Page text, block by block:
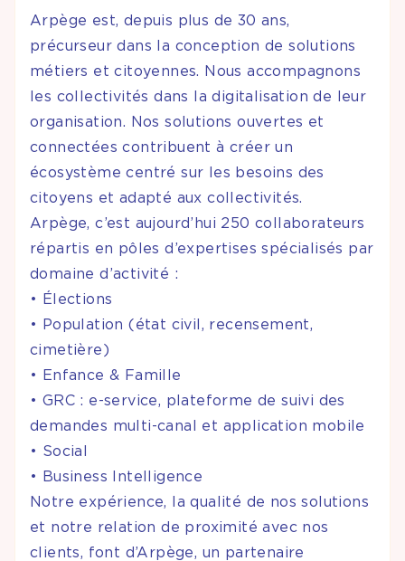
Arpège est, depuis plus de 30 ans,
précurseur dans la conception de solutions
métiers et citoyennes. Nous accompagnons
les collectivités dans la digitalisation de leur
organisation. Nos solutions ouvertes et
connectées contribuent à créer un
écosystème centré sur les besoins des
citoyens et adapté aux collectivités.
Arpège, c’est aujourd’hui 250 collaborateurs
répartis en pôles d’expertises spécialisés par
domaine d’activité :
• Élections
• Population (état civil, recensement,
cimetière)
• Enfance & Famille
• GRC : e-service, plateforme de suivi des
demandes multi-canal et application mobile
• Social
• Business Intelligence
Notre expérience, la qualité de nos solutions
et notre relation de proximité avec nos
clients, font d’Arpège, un partenaire